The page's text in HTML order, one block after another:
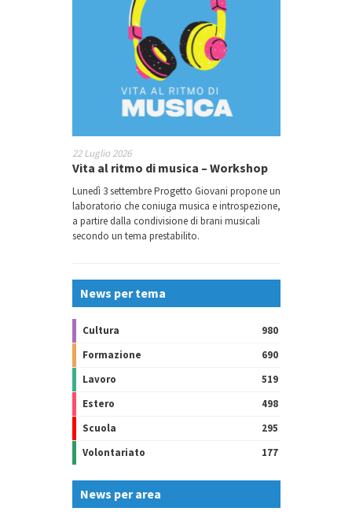
22 Luglio 2026
Vita al ritmo di musica – Workshop
Lunedì 3 settembre Progetto Giovani propone un
laboratorio che coniuga musica e introspezione,
a partire dalla condivisione di brani musicali
secondo un tema prestabilito.
News per tema
Cultura
980
Formazione
690
Lavoro
519
Estero
498
Scuola
295
Volontariato
177
News per area